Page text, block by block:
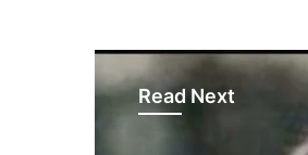
Read Next